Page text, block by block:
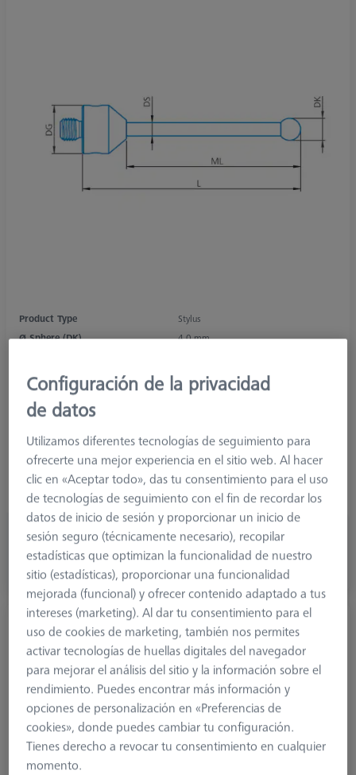
Product Type
Stylus
Ø Sphere (DK)
4,0 mm
Stylus Tip Material
Stylus Tip
Sphere
Shaft Material
Connection Type
M5
Measuring Length
54,0 mm
Ø Shaft (DS)
Stylus Type
62,00 €
más el IVA
Disponible
Palpador recto M5, DK3 L53
626105-0310-053
Configuración de la privacidad
de datos
Utilizamos diferentes tecnologías de seguimiento para
ofrecerte una mejor experiencia en el sitio web. Al hacer
clic en «Aceptar todo», das tu consentimiento para el uso
de tecnologías de seguimiento con el fin de recordar los
datos de inicio de sesión y proporcionar un inicio de
sesión seguro (técnicamente necesario), recopilar
estadísticas que optimizan la funcionalidad de nuestro
sitio (estadísticas), proporcionar una funcionalidad
mejorada (funcional) y ofrecer contenido adaptado a tus
intereses (marketing). Al dar tu consentimiento para el
uso de cookies de marketing, también nos permites
activar tecnologías de huellas digitales del navegador
para mejorar el análisis del sitio y la información sobre el
rendimiento. Puedes encontrar más información y
opciones de personalización en «Preferencias de
cookies», donde puedes cambiar tu configuración.
Tienes derecho a revocar tu consentimiento en cualquier
momento.